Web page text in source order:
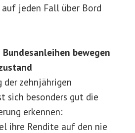
auf jeden Fall über Bord
bewegen
zehnjährigen
sich besonders gut die
erkennen:
ihre Rendite auf den nie